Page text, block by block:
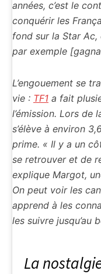
années, c’est le
conquérir les
fond sur la Star Ac,
par exemple
L’engouement se
vie : TF1 a fait
l’émission. Lors de
s’élève à environ
prime. « Il y a un
se retrouver et de
explique Margot,
On peut voir les
apprend à les
les suivre jusqu’au
La